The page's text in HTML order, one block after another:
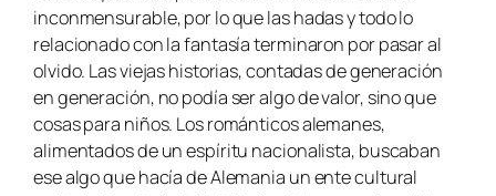
inconmensurable, por lo que las hadas y todo lo
relacionado con la fantasía terminaron por pasar al
olvido. Las viejas historias, contadas de generación
en generación, no podía ser algo de valor, sino que
cosas para niños. Los románticos alemanes,
alimentados de un espíritu nacionalista, buscaban
ese algo que hacía de Alemania un ente cultural